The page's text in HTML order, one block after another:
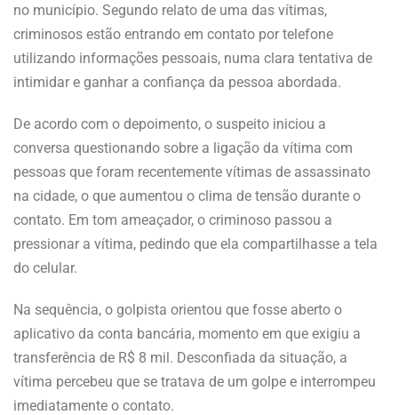
no município. Segundo relato de uma das vítimas,
criminosos estão entrando em contato por telefone
utilizando informações pessoais, numa clara tentativa de
intimidar e ganhar a confiança da pessoa abordada.
De acordo com o depoimento, o suspeito iniciou a
conversa questionando sobre a ligação da vítima com
pessoas que foram recentemente vítimas de assassinato
na cidade, o que aumentou o clima de tensão durante o
contato. Em tom ameaçador, o criminoso passou a
pressionar a vítima, pedindo que ela compartilhasse a tela
do celular.
Na sequência, o golpista orientou que fosse aberto o
aplicativo da conta bancária, momento em que exigiu a
transferência de R$ 8 mil. Desconfiada da situação, a
vítima percebeu que se tratava de um golpe e interrompeu
imediatamente o contato.